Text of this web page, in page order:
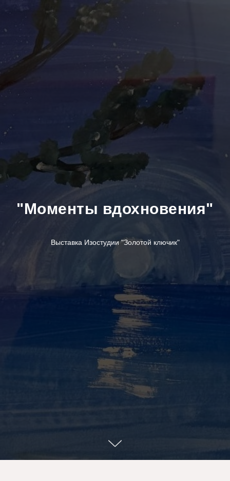
"Моменты вдохновения"
Выставка Изостудии "Золотой ключик"